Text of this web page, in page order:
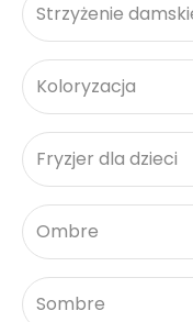
Strzyżenie
Koloryzacja
Fryzjer dla dzieci
Ombre
Sombre